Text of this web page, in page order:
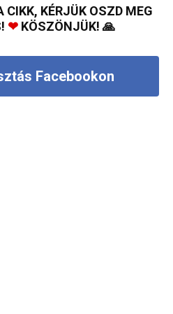
KÉRJÜK OSZD MEG
❤KÖSZÖNJÜK! 🙏
Facebookon